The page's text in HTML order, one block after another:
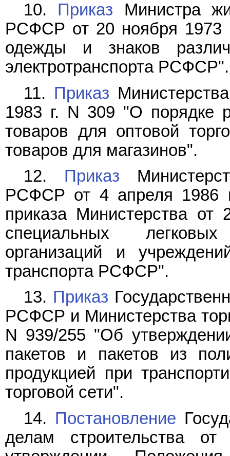
10. Приказ Министра
РСФСР от 20 ноября 1973
одежды и знаков
электротранспорта РСФСР".
11. Приказ
1983 г. N 309 "О порядке
товаров для оптовой
товаров для магазинов".
12. Приказ
РСФСР от 4 апреля 1986
приказа Министерства
специальных
организаций и
транспорта РСФСР".
13. Приказ
РСФСР и Министерства
N 939/255 "Об
пакетов и пакетов из
продукцией при
торговой сети".
14. Постановление
делам строительства